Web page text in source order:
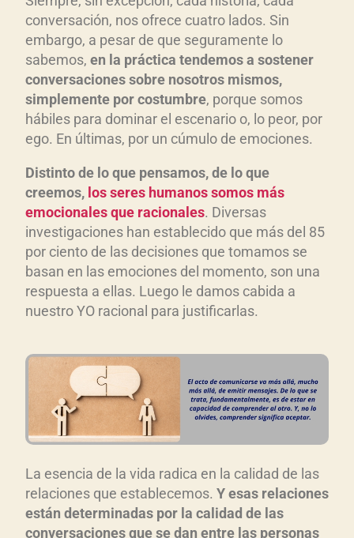
conversación, nos ofrece cuatro lados. Sin
embargo, a pesar de que seguramente lo
sabemos, en la práctica tendemos a sostener
conversaciones sobre nosotros mismos,
simplemente por costumbre, porque somos
hábiles para dominar el escenario o, lo peor, por
ego. En últimas, por un cúmulo de emociones.
Distinto de lo que pensamos, de lo que
creemos, los seres humanos somos más
emocionales que racionales. Diversas
investigaciones han establecido que más del 85
por ciento de las decisiones que tomamos se
basan en las emociones del momento, son una
respuesta a ellas. Luego le damos cabida a
nuestro YO racional para justificarlas.
La esencia de la vida radica en la calidad de las
relaciones que establecemos. Y esas relaciones
están determinadas por la calidad de las
conversaciones que se dan entre las personas